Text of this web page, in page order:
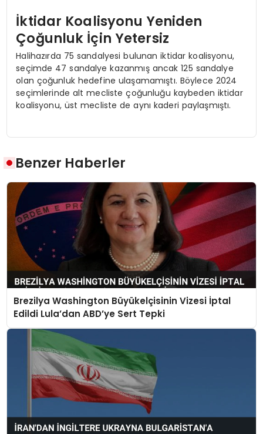
İktidar Koalisyonu Yeniden
Çoğunluk İçin Yetersiz
Halihazırda 75 sandalyesi bulunan iktidar koalisyonu,
seçimde 47 sandalye kazanmış ancak 125 sandalye
olan çoğunluk hedefine ulaşamamıştı. Böylece 2024
seçimlerinde alt mecliste çoğunluğu kaybeden iktidar
koalisyonu, üst mecliste de aynı kaderi paylaşmıştı.
Benzer Haberler
Brezilya Washington Büyükelçisinin Vizesi İptal
Edildi Lula’dan ABD’ye Sert Tepki